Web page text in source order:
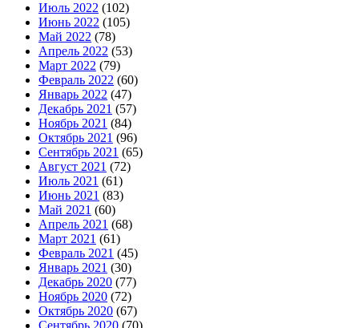
Июль 2022 (102)
Июнь 2022 (105)
Май 2022 (78)
Апрель 2022 (53)
Март 2022 (79)
Февраль 2022 (60)
Январь 2022 (47)
Декабрь 2021 (57)
Ноябрь 2021 (84)
Октябрь 2021 (96)
Сентябрь 2021 (65)
Август 2021 (72)
Июль 2021 (61)
Июнь 2021 (83)
Май 2021 (60)
Апрель 2021 (68)
Март 2021 (61)
Февраль 2021 (45)
Январь 2021 (30)
Декабрь 2020 (77)
Ноябрь 2020 (72)
Октябрь 2020 (67)